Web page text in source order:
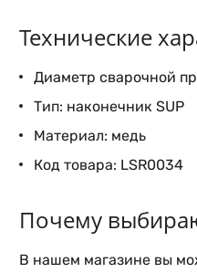
Технические
Диаметр сварочной
Тип: наконечник SUP
Материал: медь
Код товара: LSR0034
Почему
В нашем магазине вы